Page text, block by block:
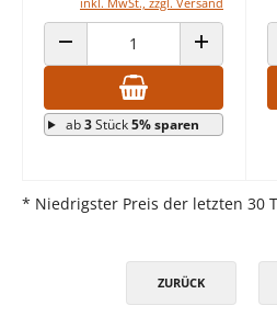
ANZAHL VERRINGERN ANZAHL
ab3Stück5% sparen
* Niedrigster Preis der letzten 30
ZURÜCK